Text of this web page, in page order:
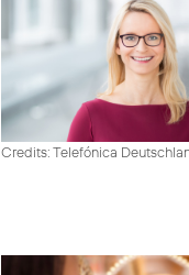
Credits: Telefónica